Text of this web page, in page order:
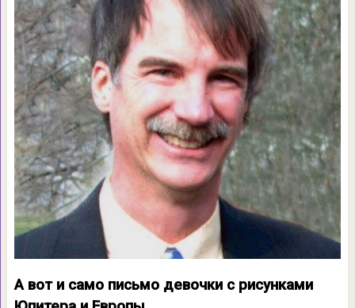
А вот и само письмо девочки с рисунками